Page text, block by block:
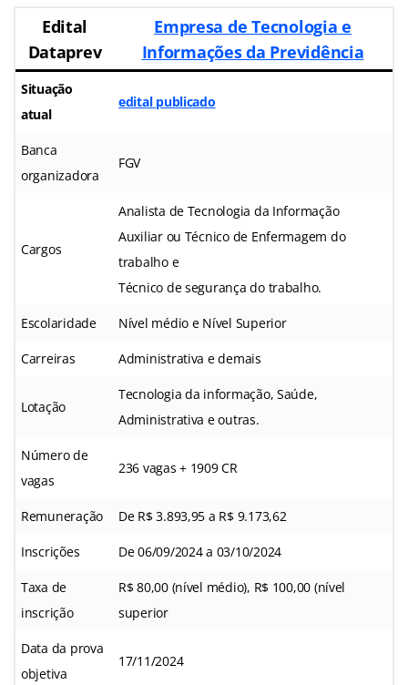
Edital
Dataprev
Empresa de Tecnologia e
Informações da Previdência
Situação
atual
edital publicado
Banca
organizadora
FGV
Cargos
Analista de Tecnologia da Informação
Auxiliar ou Técnico de Enfermagem do
trabalho e
Técnico de segurança do trabalho.
Escolaridade Nível médio e Nível Superior
Carreiras Administrativa e demais
Lotação
Tecnologia da informação, Saúde,
Administrativa e outras.
Número de
vagas
236 vagas + 1909 CR
Remuneração De R$ 3.893,95 a R$ 9.173,62
Inscrições De 06/09/2024 a 03/10/2024
Taxa de
inscrição
R$ 80,00 (nível médio), R$ 100,00 (nível
superior
Data da prova
objetiva
17/11/2024